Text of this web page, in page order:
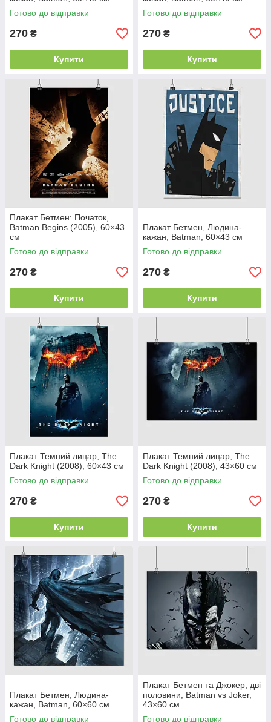
Готово до відправки
270 ₴
Купити
Готово до відправки
270 ₴
Купити
Плакат Бетмен: Початок,
Batman Begins (2005), 60×43
см
Готово до відправки
270 ₴
Купити
Плакат Бетмен, Людина-
кажан, Batman, 60×43 см
Готово до відправки
270 ₴
Купити
Плакат Темний лицар, The
Dark Knight (2008), 60×43 см
Готово до відправки
270 ₴
Купити
Плакат Темний лицар, The
Dark Knight (2008), 43×60 см
Готово до відправки
270 ₴
Купити
Плакат Бетмен, Людина-
кажан, Batman, 60×60 см
Готово до відправки
Плакат Бетмен та Джокер, дві
половини, Batman vs Joker,
43×60 см
Готово до відправки